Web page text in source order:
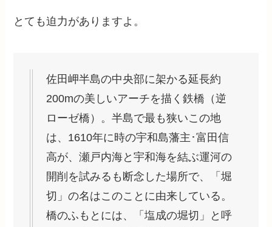
とても迫力がありますよ。
佐田岬半島の中央部に架かる延長約
200mの美しいアーチを描く鉄橋（逆
ローゼ橋）。半島で最も狭いこの地
は、1610年に時の宇和島藩主･富田信
高が、瀬戸内海と宇和海を結ぶ運河の
開削を試みるも断念した場所で、「堀
切」の名はこのことに由来している。
橋のふもとには、「塩成の堀切」と呼